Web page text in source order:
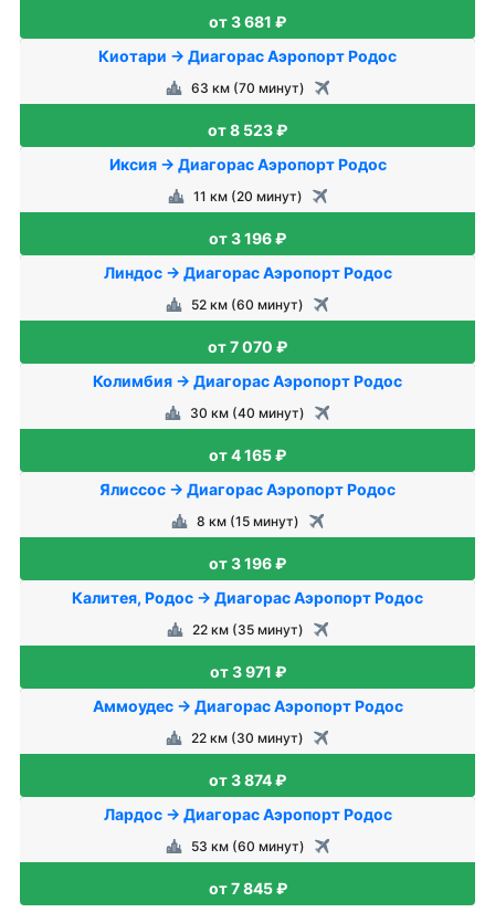
от 3 681 ₽
Киотари → Диагорас Аэропорт Родос
63 км (70 минут)
от 8 523 ₽
Иксия → Диагорас Аэропорт Родос
11 км (20 минут)
от 3 196 ₽
Линдос → Диагорас Аэропорт Родос
52 км (60 минут)
от 7 070 ₽
Колимбия → Диагорас Аэропорт Родос
30 км (40 минут)
от 4 165 ₽
Ялиссос → Диагорас Аэропорт Родос
8 км (15 минут)
от 3 196 ₽
Калитея, Родос → Диагорас Аэропорт Родос
22 км (35 минут)
от 3 971 ₽
Аммоудес → Диагорас Аэропорт Родос
22 км (30 минут)
от 3 874 ₽
Лардос → Диагорас Аэропорт Родос
53 км (60 минут)
от 7 845 ₽